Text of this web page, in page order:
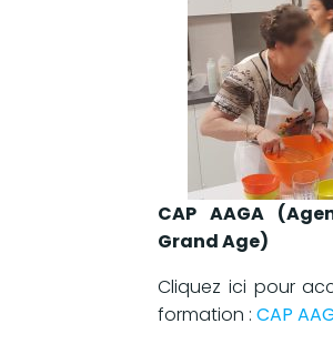
CAP AAGA
Grand Age)
Cliquez ici pour
formation : CAP